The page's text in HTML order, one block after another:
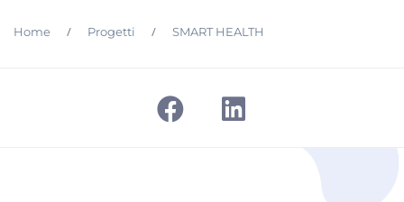
Home / Progetti / SMART HEALTH